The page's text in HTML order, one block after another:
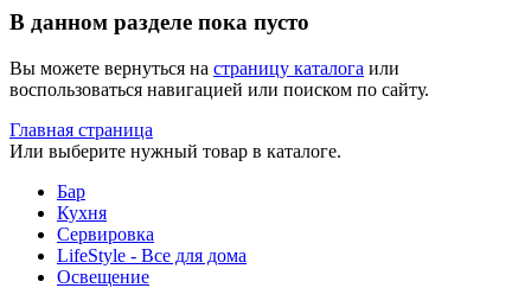
В данном разделе пока пусто
Вы можете вернуться на страницу каталога или
воспользоваться навигацией или поиском по сайту.
Главная страница
Или выберите нужный товар в каталоге.
Бар
Кухня
Сервировка
LifeStyle - Все для дома
Освещение